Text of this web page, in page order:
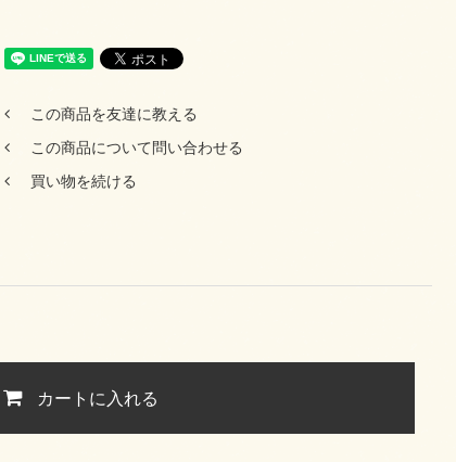
この商品を友達に教える
この商品について問い合わせる
買い物を続ける
カートに入れる